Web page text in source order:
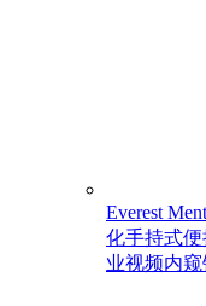
Everest
化手持式
业视频内窥